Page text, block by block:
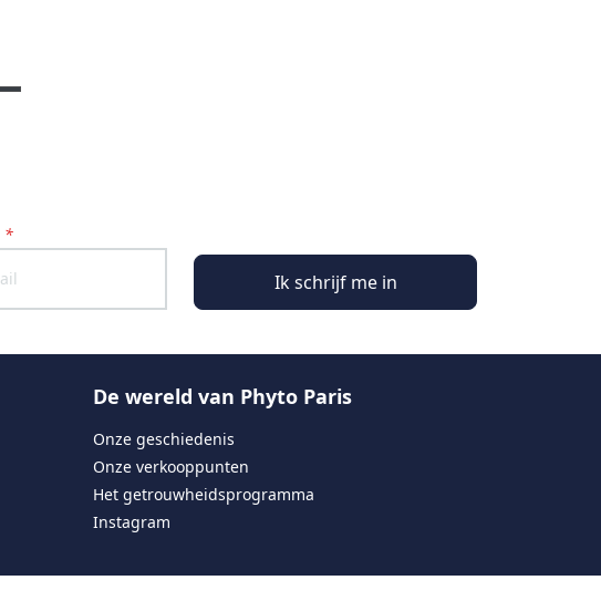
*
Ik schrijf me in
De wereld van Phyto Paris
Onze geschiedenis
Onze verkooppunten
Het getrouwheidsprogramma
Instagram